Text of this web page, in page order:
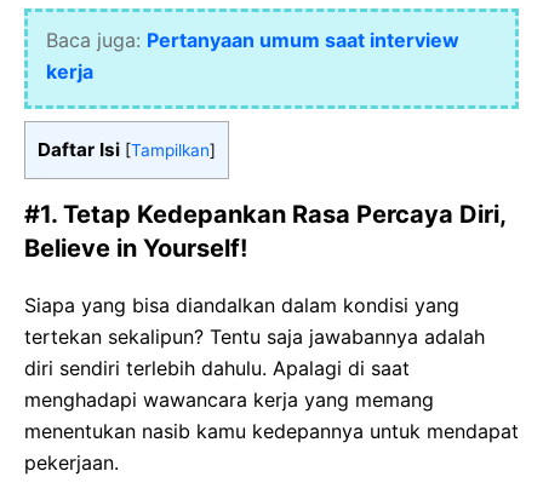
Baca juga: Pertanyaan umum saat interview
kerja
Daftar Isi [Tampilkan]
#1. Tetap Kedepankan Rasa Percaya Diri,
Believe in Yourself!
Siapa yang bisa diandalkan dalam kondisi yang
tertekan sekalipun? Tentu saja jawabannya adalah
diri sendiri terlebih dahulu. Apalagi di saat
menghadapi wawancara kerja yang memang
menentukan nasib kamu kedepannya untuk mendapat
pekerjaan.